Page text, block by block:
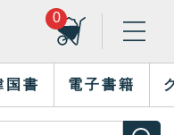
0
国書 電子書籍